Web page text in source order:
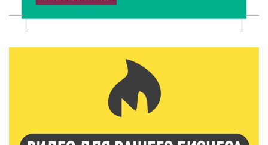
7 Авг 2026 17:02 320
Без прав и лицензий: итоги проверки таксистов в
7 Авг 2026 16:02 516